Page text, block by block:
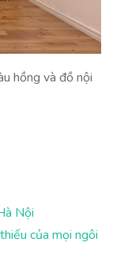
hồng và đồ nội
Nội
của mọi ngôi